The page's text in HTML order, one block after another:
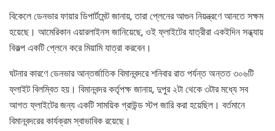
বিকেলে ডেনভার ফায়ার ডিপার্টমেন্ট জানায়, তারা প্লেনের আগুন নিয়ন্ত্রণে আনতে সক্ষম
হয়েছে। আমেরিকান এয়ারলাইনস জানিয়েছে, ওই ফ্লাইটের যাত্রীরা একইদিন সন্ধ্যায়
বিকল্প একটি প্লেনে করে মিয়ামি যাত্রা করবেন।
ঘটনার কারণে ডেনভার আন্তর্জাতিক বিমানবন্দরে শনিবার রাত পর্যন্ত অন্তত ৩০৬টি
ফ্লাইট বিলম্বিত হয়। বিমানবন্দর কর্তৃপক্ষ জানায়, দুপুর ২টা থেকে ৩টার মধ্যে সব
আগত ফ্লাইটের জন্য একটি সাময়িক গ্রাউন্ড স্টপ জারি করা হয়েছিল। বর্তমানে
বিমানবন্দরের কার্যক্রম স্বাভাবিক রয়েছে।